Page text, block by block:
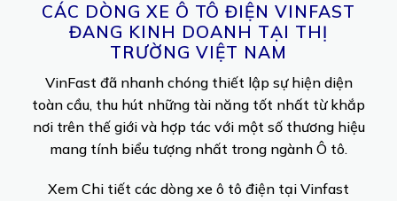
CÁC DÒNG XE Ô TÔ ĐIỆN VINFAST
ĐANG KINH DOANH TẠI THỊ
TRƯỜNG VIỆT NAM
VinFast đã nhanh chóng thiết lập sự hiện diện
toàn cầu, thu hút những tài năng tốt nhất từ khắp
nơi trên thế giới và hợp tác với một số thương hiệu
mang tính biểu tượng nhất trong ngành Ô tô.
Xem Chi tiết các dòng xe ô tô điện tại Vinfast